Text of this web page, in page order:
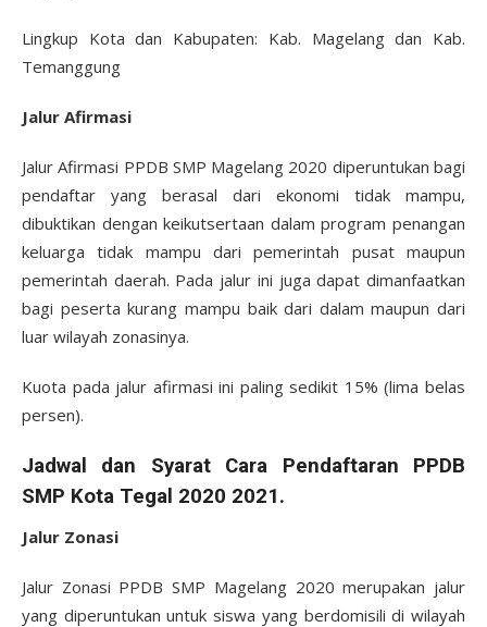
Lingkup Kota dan Kabupaten: Kab. Magelang dan Kab.
Temanggung
Jalur Afirmasi
Jalur Afirmasi PPDB SMP Magelang 2020 diperuntukan bagi
pendaftar yang berasal dari ekonomi tidak mampu,
dibuktikan dengan keikutsertaan dalam program penangan
keluarga tidak mampu dari pemerintah pusat maupun
pemerintah daerah. Pada jalur ini juga dapat dimanfaatkan
bagi peserta kurang mampu baik dari dalam maupun dari
luar wilayah zonasinya.
Kuota pada jalur afirmasi ini paling sedikit 15% (lima belas
persen).
Jadwal dan Syarat Cara Pendaftaran PPDB
SMP Kota Tegal 2020 2021.
Jalur Zonasi
Jalur Zonasi PPDB SMP Magelang 2020 merupakan jalur
yang diperuntukan untuk siswa yang berdomisili di wilayah